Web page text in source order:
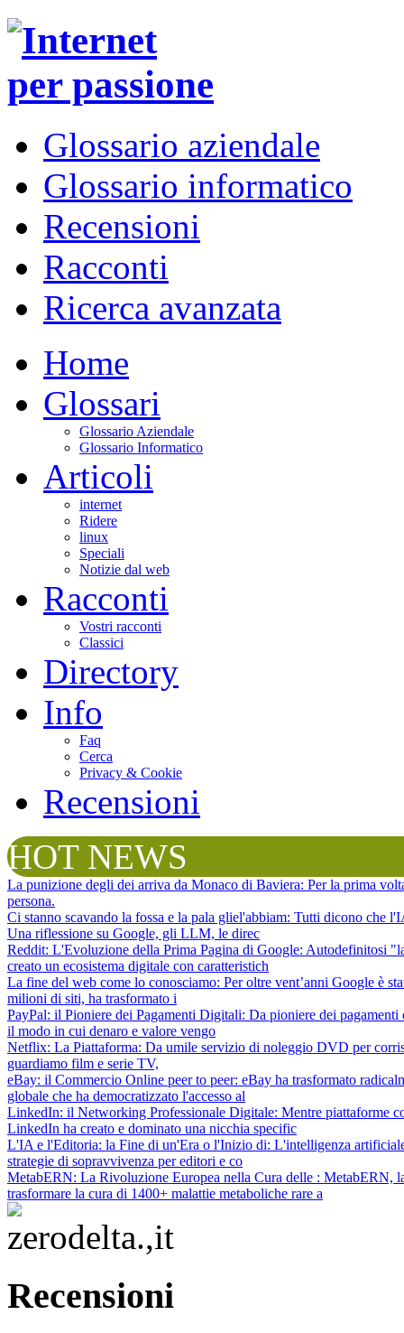
Glossario aziendale
Glossario informatico
Recensioni
Racconti
Ricerca avanzata
Home
Glossari
Glossario Aziendale
Glossario Informatico
Articoli
internet
Ridere
linux
Speciali
Notizie dal web
Racconti
Vostri racconti
Classici
Directory
Info
Faq
Cerca
Privacy & Cookie
Recensioni
HOT NEWS
La punizione degli dei arriva da Monaco di Baviera: Per la prima
persona.
Ci stanno scavando la fossa e la pala gliel'abbiam: Tutti dicono che
Una riflessione su Google, gli LLM, le direc
Reddit: L'Evoluzione della Prima Pagina di Google: Autodefinitosi
creato un ecosistema digitale con caratteristich
La fine del web come lo conosciamo: Per oltre vent’anni Google è
milioni di siti, ha trasformato i
PayPal: il Pioniere dei Pagamenti Digitali: Da pioniere dei
il modo in cui denaro e valore vengo
Netflix: La Piattaforma: Da umile servizio di noleggio DVD per
guardiamo film e serie TV,
eBay: il Commercio Online peer to peer: eBay ha trasformato
globale che ha democratizzato l'accesso al
LinkedIn: il Networking Professionale Digitale: Mentre piattaforme
LinkedIn ha creato e dominato una nicchia specific
L'IA e l'Editoria: la Fine di un'Era o l'Inizio di: L'intelligenza
strategie di sopravvivenza per editori e co
MetabERN: La Rivoluzione Europea nella Cura delle : MetabERN,
trasformare la cura di 1400+ malattie metaboliche rare a
Recensioni